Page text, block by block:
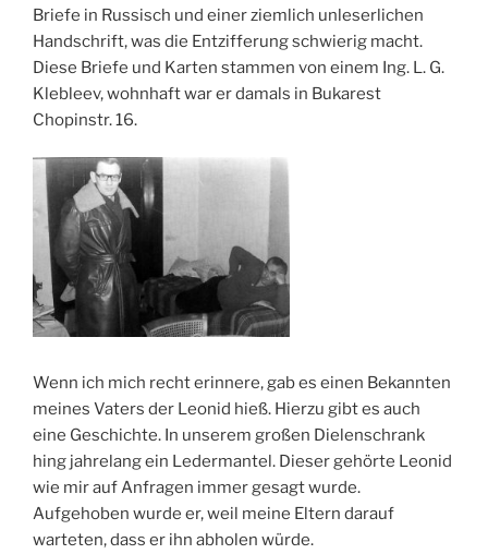
Briefe in Russisch und einer ziemlich unleserlichen
Handschrift, was die Entzifferung schwierig macht.
Diese Briefe und Karten stammen von einem Ing. L. G.
Klebleev, wohnhaft war er damals in Bukarest
Chopinstr. 16.
Wenn ich mich recht erinnere, gab es einen Bekannten
meines Vaters der Leonid hieß. Hierzu gibt es auch
eine Geschichte. In unserem großen Dielenschrank
hing jahrelang ein Ledermantel. Dieser gehörte Leonid
wie mir auf Anfragen immer gesagt wurde.
Aufgehoben wurde er, weil meine Eltern darauf
warteten, dass er ihn abholen würde.